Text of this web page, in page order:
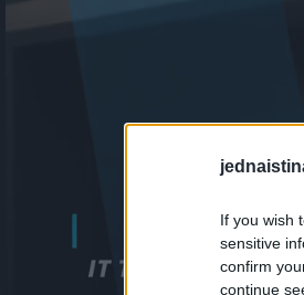
If you wish
sensitive
confirm
continue